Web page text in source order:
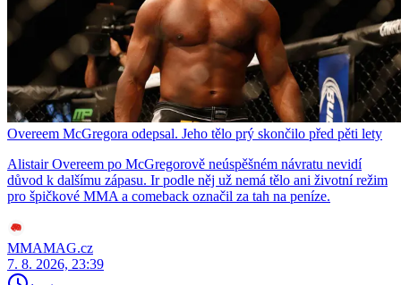
Overeem McGregora odepsal. Jeho tělo prý skončilo před pěti lety
Alistair Overeem po McGregorově neúspěšném návratu nevidí
důvod k dalšímu zápasu. Ir podle něj už nemá tělo ani životní režim
pro špičkové MMA a comeback označil za tah na peníze.
MMAMAG.cz
7. 8. 2026, 23:39